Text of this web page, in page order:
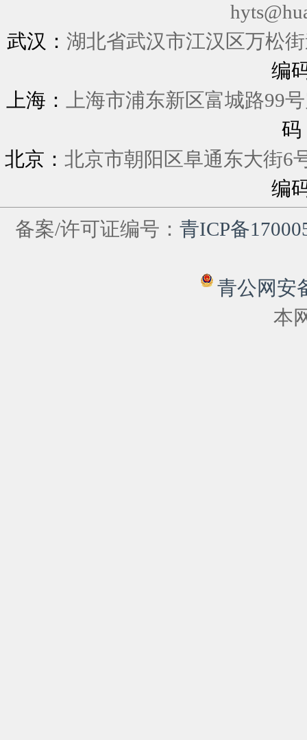
武汉： 湖北省武汉市江汉区万松
编
上海：
上海市浦东新区富
码
北京： 北京市朝阳区阜通东大
编
备案/许可证编号： 青ICP备
青公网安
本